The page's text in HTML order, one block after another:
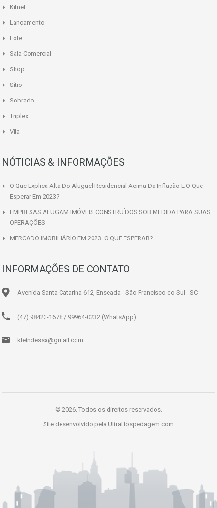
Kitnet
Lançamento
Lote
Sala Comercial
Shop
Sítio
Sobrado
Triplex
Vila
NÓTICIAS & INFORMAÇÕES
O Que Explica Alta Do Aluguel Residencial Acima Da Inflação E O Que
Esperar Em 2023?
EMPRESAS ALUGAM IMÓVEIS CONSTRUÍDOS SOB MEDIDA PARA SUAS
OPERAÇÕES.
MERCADO IMOBILIÁRIO EM 2023: O QUE ESPERAR?
INFORMAÇÕES DE CONTATO
Avenida Santa Catarina 612, Enseada - São Francisco do Sul - SC
(47) 98423-1678 / 99964-0232 (WhatsApp)
kleindessa@gmail.com
© 2026. Todos os direitos reservados.
Site desenvolvido pela UltraHospedagem.com